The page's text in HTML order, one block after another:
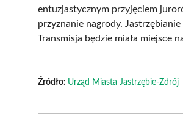
entuzjastycznym przyjęciem
przyznanie nagrody.
Transmisja będzie miała miejsce
Źródło: Urząd Miasta Jastrzębie-Zdrój